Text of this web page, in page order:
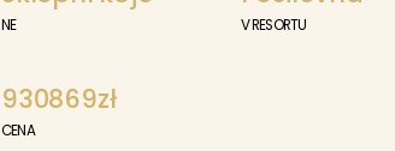
NE V RESORTU
930869zł
CENA